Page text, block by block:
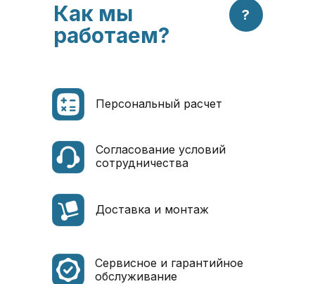
Как мы
работаем?
?
Сервисное и гарантийное
обслуживание
Доставка и монтаж
Согласование условий
сотрудничества
Персональный расчет